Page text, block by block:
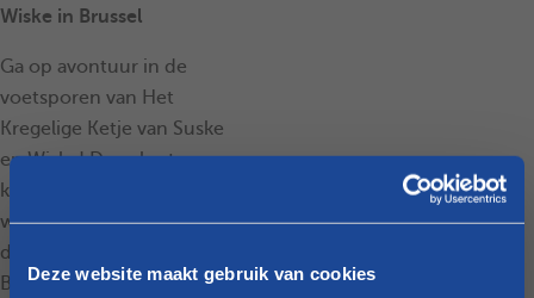
Deze website maakt gebruik van cookies
Wiske in Brussel
Ga op avontuur in de
voetsporen van Het
Kregelige Ketje van Suske
en Wiske! Deze korte en
kindvriendelijke
wandelroute voert je langs
de hoogtepunten van
Brussel, zoals de Grote